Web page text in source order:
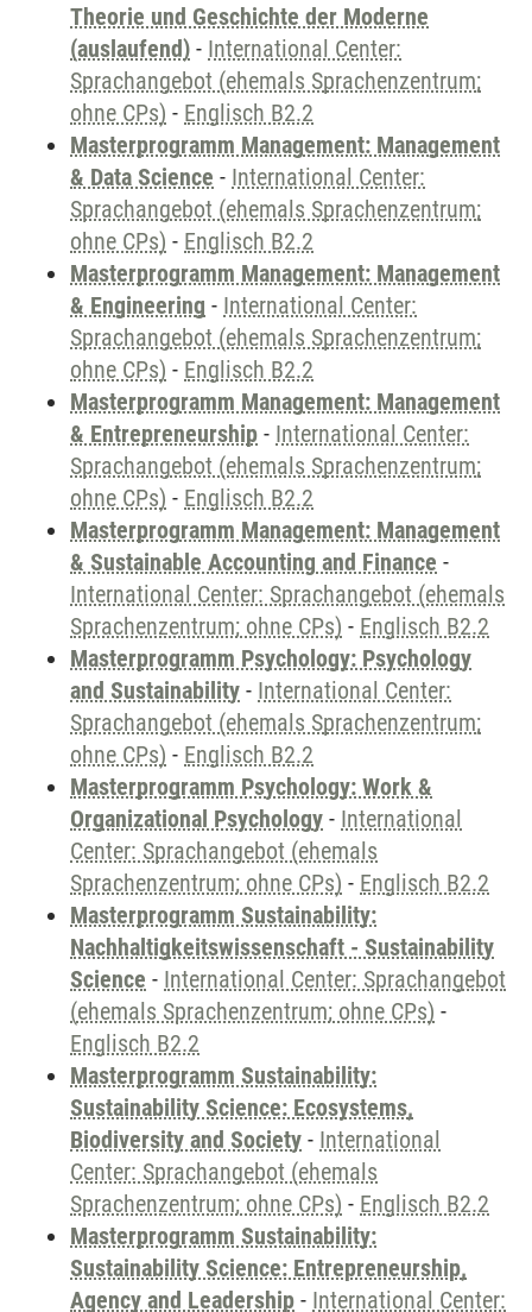
Theorie und Geschichte der Moderne
(auslaufend) - International Center:
Sprachangebot (ehemals Sprachenzentrum;
ohne CPs) - Englisch B2.2
Masterprogramm Management: Management
& Data Science - International Center:
Sprachangebot (ehemals Sprachenzentrum;
ohne CPs) - Englisch B2.2
Masterprogramm Management: Management
& Engineering - International Center:
Sprachangebot (ehemals Sprachenzentrum;
ohne CPs) - Englisch B2.2
Masterprogramm Management: Management
& Entrepreneurship - International Center:
Sprachangebot (ehemals Sprachenzentrum;
ohne CPs) - Englisch B2.2
Masterprogramm Management: Management
& Sustainable Accounting and Finance -
International Center: Sprachangebot (ehemals
Sprachenzentrum; ohne CPs) - Englisch B2.2
Masterprogramm Psychology: Psychology
and Sustainability - International Center:
Sprachangebot (ehemals Sprachenzentrum;
ohne CPs) - Englisch B2.2
Masterprogramm Psychology: Work &
Organizational Psychology - International
Center: Sprachangebot (ehemals
Sprachenzentrum; ohne CPs) - Englisch B2.2
Masterprogramm Sustainability:
Nachhaltigkeitswissenschaft - Sustainability
Science - International Center: Sprachangebot
(ehemals Sprachenzentrum; ohne CPs) -
Englisch B2.2
Masterprogramm Sustainability:
Sustainability Science: Ecosystems,
Biodiversity and Society - International
Center: Sprachangebot (ehemals
Sprachenzentrum; ohne CPs) - Englisch B2.2
Masterprogramm Sustainability:
Sustainability Science: Entrepreneurship,
Agency and Leadership - International Center: